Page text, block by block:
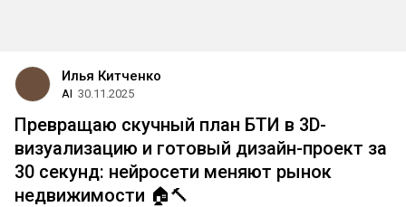
Илья Китченко
AI 30.11.2025
Превращаю скучный план БТИ в 3D-
визуализацию и готовый дизайн-проект за
30 секунд: нейросети меняют рынок
недвижимости 🏠🔨